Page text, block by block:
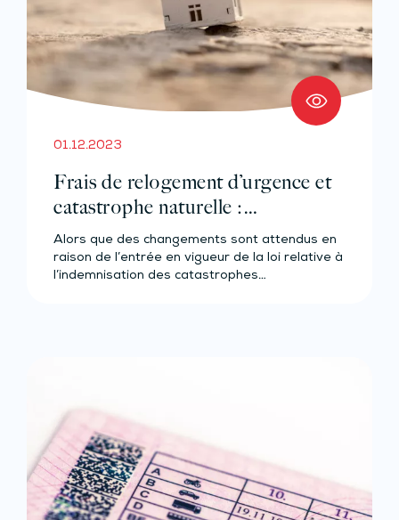
01.12.2023
Frais de relogement d’urgence et
catastrophe naturelle :
changement de calendrier
Alors que des changements sont attendus en
raison de l’entrée en vigueur de la loi relative à
l’indemnisation des catastrophes…